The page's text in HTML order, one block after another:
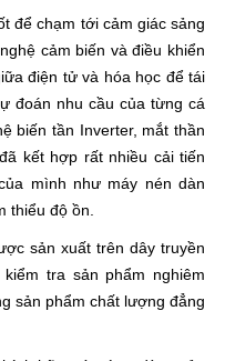
để chạm tới cảm giác sảng
cảm biến và điều khiển
điện tử và hóa học để tái
đoán nhu cầu của từng cá
biến tần Inverter, mắt thần
kết hợp rất nhiều cải tiến
mình như máy nén dàn
thiểu độ ồn.
sản xuất trên dây truyền
tra sản phẩm nghiêm
sản phẩm chất lượng đẳng